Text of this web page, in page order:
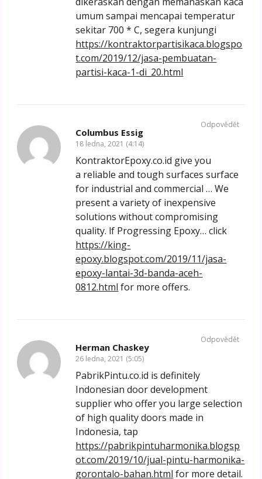
umum sampai mencapai temperatur
sekitar 700 * C, segera kunjungi
https://kontraktorpartisikaca.blogspo
t.com/2019/12/jasa-pembuatan-
partisi-kaca-1-di_20.html
Columbus Essig
18 ledna, 2021 (4:14)
KontraktorEpoxy.co.id give you
a reliable and tough surfaces surface
for industrial and commercial … We
present a variety of inexpensive
solutions without compromising
quality. lf Progressing Epoxy… click
https://king-
epoxy.blogspot.com/2019/11/jasa-
epoxy-lantai-3d-banda-aceh-
0812.html for more offers.
Odpovědět
Herman Chaskey
26 ledna, 2021 (5:05)
PabrikPintu.co.id is definitely
Indonesian door development
supplier who offer you large selection
of high quality doors made in
Indonesia, tap
https://pabrikpintuharmonika.blogsp
ot.com/2019/10/jual-pintu-harmonika-
gorontalo-bahan.html for more detail.
Odpovědět